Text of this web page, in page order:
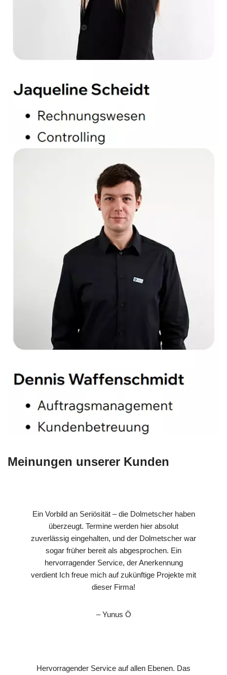
Meinungen unserer Kunden
Ein Vorbild an Seriösität – die Dolmetscher haben
überzeugt. Termine werden hier absolut
zuverlässig eingehalten, und der Dolmetscher war
sogar früher bereit als abgesprochen. Ein
hervorragender Service, der Anerkennung
verdient Ich freue mich auf zukünftige Projekte mit
dieser Firma!
– Yunus Ö
Hervorragender Service auf allen Ebenen. Das